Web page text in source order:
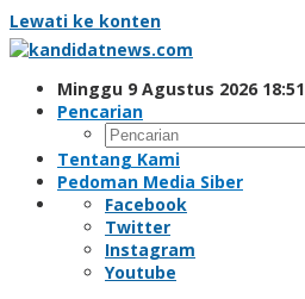
Lewati ke konten
Minggu 9 Agustus 2026 18:51
Pencarian
Tentang Kami
Pedoman Media Siber
Facebook
Twitter
Instagram
Youtube